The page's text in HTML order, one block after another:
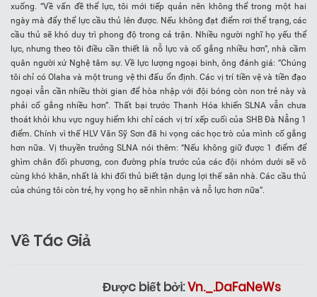
xuống. “Về vấn đề thể lực, tôi mới tiếp quản nên không thể trong một hai
ngày mà đẩy thể lực cầu thủ lên được. Nếu không đạt điểm rơi thể trạng, các
cầu thủ sẽ khó duy trì phong độ trong cả trận. Nhiều người nghĩ họ yếu thể
lực, nhưng theo tôi điều cần thiết là nỗ lực và cố gắng nhiều hơn”, nhà cầm
quân người xứ Nghệ tâm sự. Về lực lượng ngoại binh, ông đánh giá: “Chúng
tôi chỉ có Olaha và một trung vệ thi đấu ổn định. Các vị trí tiền vệ và tiền đạo
ngoại vẫn cần nhiều thời gian để hòa nhập với đội bóng còn non trẻ này và
phải cố gắng nhiều hơn”. Thất bại trước Thanh Hóa khiến SLNA vẫn chưa
thoát khỏi khu vực nguy hiểm khi chỉ cách vị trí xếp cuối của SHB Đà Nẵng 1
điểm. Chính vì thế HLV Văn Sỹ Sơn đã hi vọng các học trò của mình cố gắng
hơn nữa. Vị thuyền trưởng SLNA nói thêm: “Nếu không giữ được 1 điểm để
ghìm chân đối phương, con đường phía trước của các đội nhóm dưới sẽ vô
cùng khó khăn, nhất là khi đối thủ biết tận dụng lợi thế sân nhà. Các cầu thủ
của chúng tôi còn trẻ, hy vọng họ sẽ nhìn nhận và nỗ lực hơn nữa”.
Về Tác Giả
Được biết bởi:Vn._.DaFaNeWs